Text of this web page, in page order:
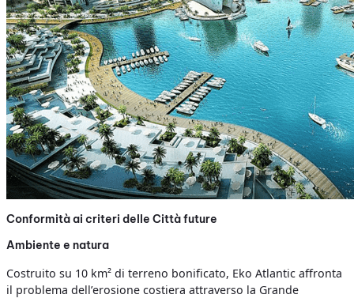
Conformità ai criteri delle Città future
Ambiente e natura
Costruito su 10 km² di terreno bonificato, Eko Atlantic affronta
il problema dell’erosione costiera attraverso la Grande